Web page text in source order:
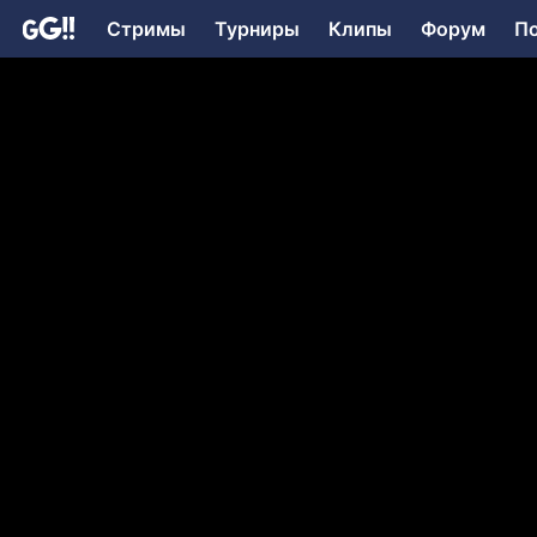
Стримы Турниры Клипы Форум